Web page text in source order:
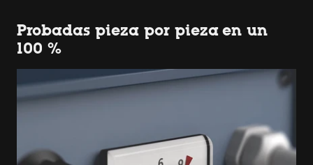
Probadas pieza por pieza en un
100 %